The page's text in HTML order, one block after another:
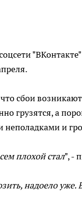
сбои
грузятся, а
и
плохой стал", -
надоело уже.